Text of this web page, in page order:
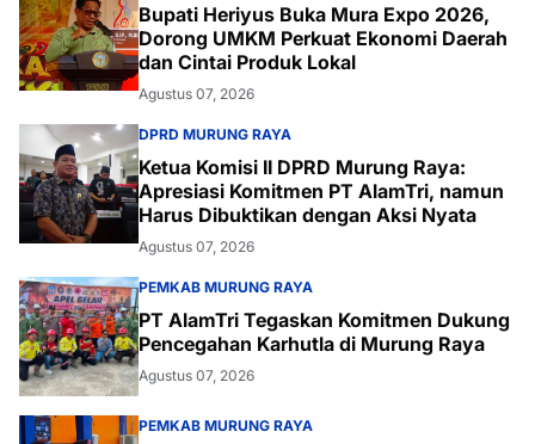
Bupati Heriyus Buka Mura Expo 2026,
Dorong UMKM Perkuat Ekonomi Daerah
dan Cintai Produk Lokal
Agustus 07, 2026
DPRD MURUNG RAYA
Ketua Komisi II DPRD Murung Raya:
Apresiasi Komitmen PT AlamTri, namun
Harus Dibuktikan dengan Aksi Nyata
Agustus 07, 2026
PEMKAB MURUNG RAYA
PT AlamTri Tegaskan Komitmen Dukung
Pencegahan Karhutla di Murung Raya
Agustus 07, 2026
PEMKAB MURUNG RAYA